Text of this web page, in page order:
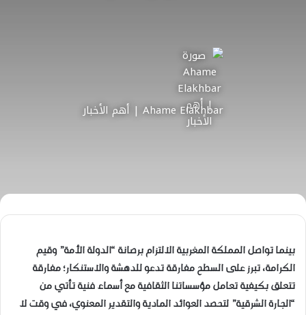
Ahame Elakhbar | أهم الأخبار
بينما تواصل المملكة المغربية الالتزام برصانة “الدولة الأمة” وقيم
الكرامة، تبرز على السطح مفارقة تدعو للدهشة والاستنكار؛ مفارقة
تتعلق بكيفية تعامل مؤسساتنا الثقافية مع أسماء فنية تأتي من
“الجارة الشرقية” لتحصد العوائد المادية والتقدير المعنوي، في وقت لا